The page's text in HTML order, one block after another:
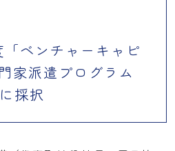
ベンチャーキャピ
家派遣プログラム
採択